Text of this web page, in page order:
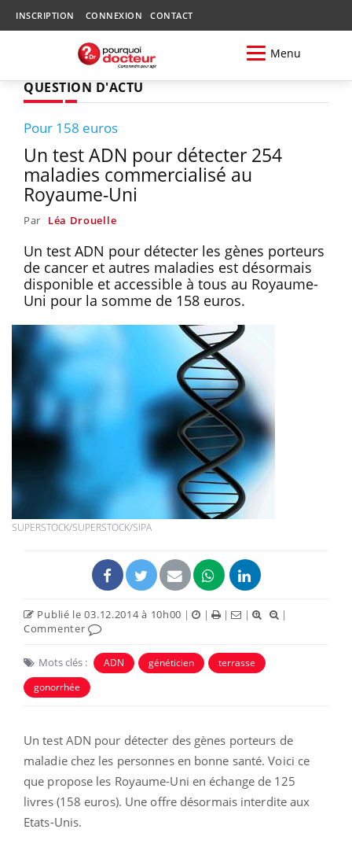
INSCRIPTION CONNEXION CONTACT
Menu
QUESTION D'ACTU
Pour 158 euros
Un test ADN pour détecter 254
maladies commercialisé au
Royaume-Uni
Par Léa Drouelle
Un test ADN pour détecter les gènes porteurs
de cancer et autres maladies est désormais
disponible et accessible à tous au Royaume-
Uni pour la somme de 158 euros.
SUPERSTOCK/SUPERSTOCK/SIPA
Publié le 03.12.2014 à 10h00 | | | |
|
Commenter
Mots clés : ADN généticien
terrasse
gonorrhée
Un test ADN pour détecter des gènes porteurs de
maladie chez les personnes en bonne santé. Voici ce
que propose les Royaume-Uni en échange de 125
livres (158 euros). Une offre désormais interdite aux
Etats-Unis.